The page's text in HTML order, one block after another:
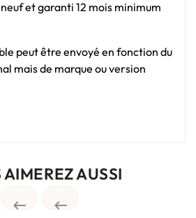
et garanti 12 mois minimum
peut être envoyé en fonction du
mais de marque ou version
AUSSI
 